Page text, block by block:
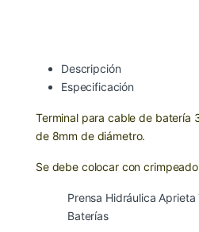
Descripción
Especificación
Terminal para cable de batería
de 8mm de diámetro.
Se debe colocar con
Prensa Hidráulica Aprieta
Baterías